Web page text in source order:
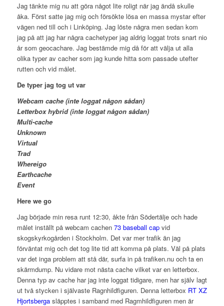
Jag tänkte mig nu att göra något lite roligt när jag ändå skulle
åka. Först satte jag mig och försökte lösa en massa mystar efter
vägen ned till och i Linköping. Jag löste några men sedan kom
jag på att jag har några cachetyper jag aldrig loggat trots snart nio
år som geocachare. Jag bestämde mig då för att välja ut alla
olika typer av cacher som jag kunde hitta som passade utefter
rutten och vid målet.
De typer jag tog ut var
Webcam cache (inte loggat någon sådan)
Letterbox hybrid (inte loggat någon sådan)
Multi-cache
Unknown
Virtual
Trad
Whereigo
Earthcache
Event
Here we go
Jag började min resa runt 12:30, åkte från Södertälje och hade
målet inställt på webcam cachen 73 baseball capvid
skogskyrkogården i Stockholm. Det var mer trafik än jag
förväntat mig och det tog lite tid att komma på plats. Väl på plats
var det inga problem att stå där, surfa in på trafiken.nu och ta en
skärmdump. Nu vidare mot nästa cache vilket var en letterbox.
Denna typ av cache har jag inte loggat tidigare, men har själv lagt
ut två stycken i självaste Ragnhildfiguren. Denna letterbox RT XZ
Hjortsbergasläpptes i samband med Ragmhildfiguren men är